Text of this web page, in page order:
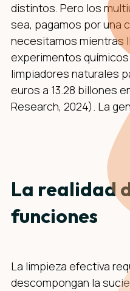
distintos. Pero los
sea, pagamos por una
necesitamos mientras
experimentos
limpiadores naturales
euros a 13.28 billones
Research, 2024). La
La realidad
funciones
La limpieza efectiva
descompongan la